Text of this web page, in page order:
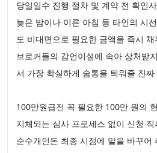
당일일수 진행 절차 및 계약 전 확인
늦은 밤이나 이른 아침 등 타인의 시
도 비대면으로 필요한 금액을 즉시
브로커들의 감언이설에 속아 상처받
서 가장 확실하게 숨통을 틔워줄 진
100만원급전 꼭 필요한 100만 원의
지체되는 심사 프로세스 없이 신청
순수개인돈 최종 시점에 말을 바꾸어